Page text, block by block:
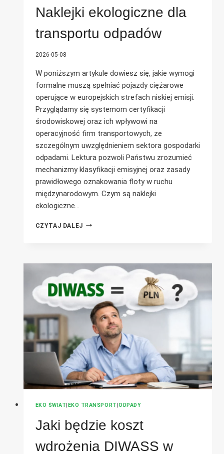
Naklejki ekologiczne dla
transportu odpadów
2026-05-08
W poniższym artykule dowiesz się, jakie wymogi
formalne muszą spełniać pojazdy ciężarowe
operujące w europejskich strefach niskiej emisji.
Przyglądamy się systemom certyfikacji
środowiskowej oraz ich wpływowi na
operacyjność firm transportowych, ze
szczególnym uwzględnieniem sektora gospodarki
odpadami. Lektura pozwoli Państwu zrozumieć
mechanizmy klasyfikacji emisyjnej oraz zasady
prawidłowego oznakowania floty w ruchu
międzynarodowym. Czym są naklejki
ekologiczne…
CZYTAJ DALEJNAKLEJKI
EKO ŚWIAT EKO TRANSPORT |ODPADY
Jaki będzie koszt
wdrożenia DIWASS w